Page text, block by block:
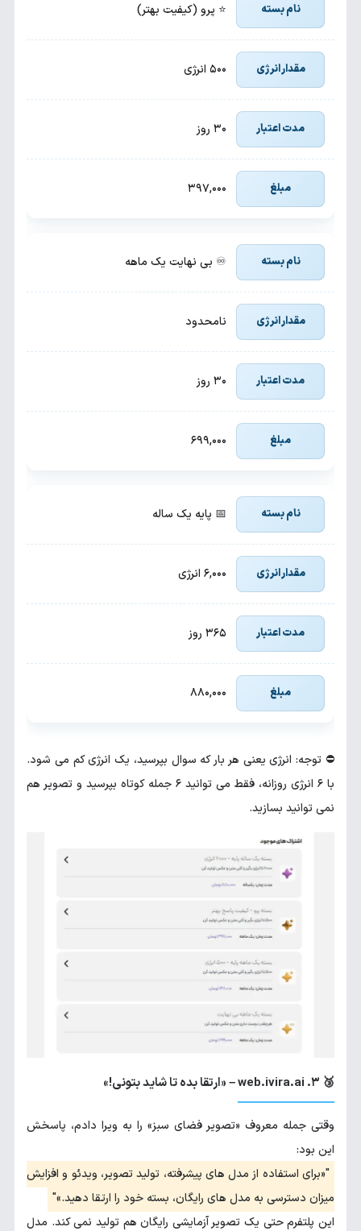
⭐ پرو (کیفیت بهتر)
۵۰۰ انرژی
۳۰ روز
۳۹۷,۰۰۰
♾️ بی نهایت یک ماهه
نامحدود
۳۰ روز
۶۹۹,۰۰۰
📅 پایه یک ساله
۶,۰۰۰ انرژی
۳۶۵ روز
۸۸۰,۰۰۰
⛔ توجه: انرژی یعنی هر بار که سوال بپرسید، یک انرژی کم می شود.
با ۶ انرژی روزانه، فقط می توانید ۶ جمله کوتاه بپرسید و تصویر هم
نمی توانید بسازید.
🥉 ۳. web.ivira.ai – «ارتقا بده تا شاید بتونی!»
وقتی جمله معروف «تصویر فضای سبز» را به ویرا دادم، پاسخش
این بود:
«برای استفاده از مدل های پیشرفته، تولید تصویر، ویدئو و افزایش
میزان دسترسی به مدل های رایگان، بسته خود را ارتقا دهید.»
این پلتفرم حتی یک تصویر آزمایشی رایگان هم تولید نمی کند. مدل